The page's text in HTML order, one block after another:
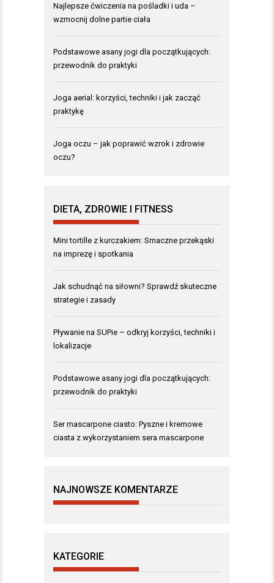
Najlepsze ćwiczenia na pośladki i uda –
wzmocnij dolne partie ciała
Podstawowe asany jogi dla początkujących:
przewodnik do praktyki
Joga aerial: korzyści, techniki i jak zacząć
praktykę
Joga oczu – jak poprawić wzrok i zdrowie
oczu?
DIETA, ZDROWIE I FITNESS
Mini tortille z kurczakiem: Smaczne przekąski
na imprezę i spotkania
Jak schudnąć na siłowni? Sprawdź skuteczne
strategie i zasady
Pływanie na SUPie – odkryj korzyści, techniki i
lokalizacje
Podstawowe asany jogi dla początkujących:
przewodnik do praktyki
Ser mascarpone ciasto: Pyszne i kremowe
ciasta z wykorzystaniem sera mascarpone
NAJNOWSZE KOMENTARZE
KATEGORIE